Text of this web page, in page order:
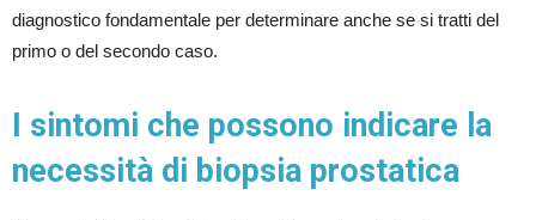
diagnostico fondamentale per determinare anche se si tratti del
primo o del secondo caso.
I sintomi che possono indicare la
necessità di biopsia prostatica